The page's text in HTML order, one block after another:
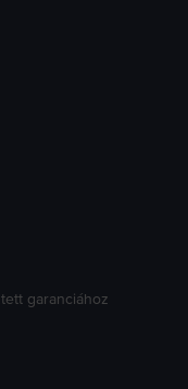
garanciához